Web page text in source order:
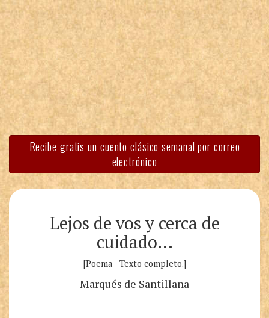
Recibe gratis un cuento clásico semanal por correo
electrónico
Lejos de vos y cerca de
cuidado…
[Poema - Texto completo.]
Marqués de Santillana